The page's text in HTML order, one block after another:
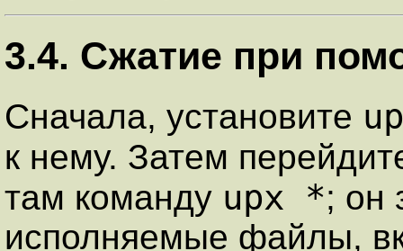
3.4. Сжатие при
Сначала, установите
к нему. Затем
там команду upx *; он
исполняемые файлы,